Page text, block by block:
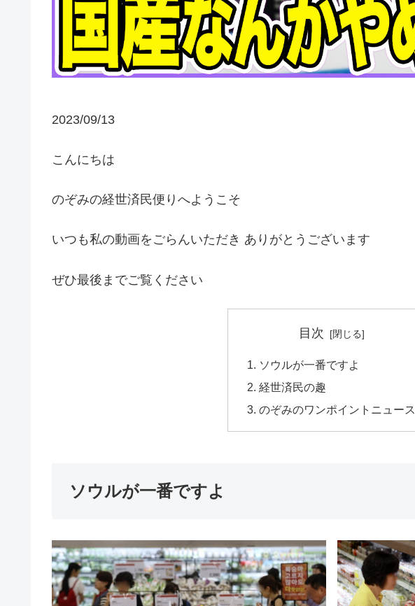
2023/09/13
こんにちは
のぞみの経世済民便りへようこそ
いつも私の動画をごらんいただき ありがとうございます
ぜひ最後までご覧ください
目次
ソウルが一番ですよ
経世済民の趣
のぞみのワンポイントニュース
ソウルが一番ですよ